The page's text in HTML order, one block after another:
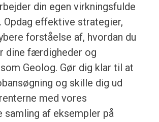
din egen virkningsfulde
Opdag effektive strategier,
forståelse af, hvordan du
dine færdigheder og
Geolog. Gør dig klar til at
og skille dig ud
med vores
samling af eksempler på